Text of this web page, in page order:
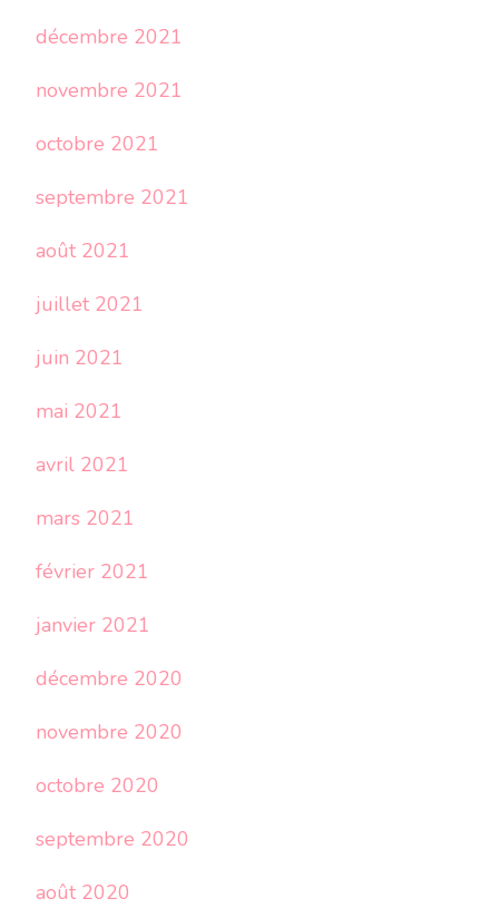
décembre 2021
novembre 2021
octobre 2021
septembre 2021
août 2021
juillet 2021
juin 2021
mai 2021
avril 2021
mars 2021
février 2021
janvier 2021
décembre 2020
novembre 2020
octobre 2020
septembre 2020
août 2020